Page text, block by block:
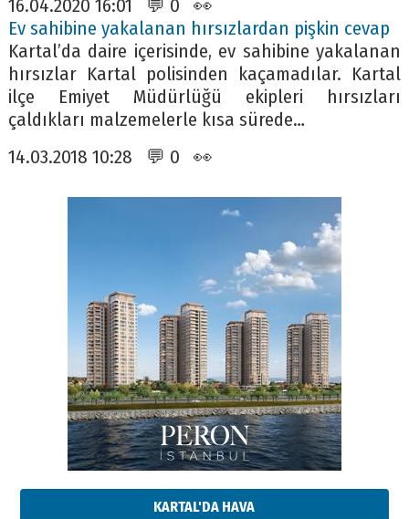
16.04.2020 16:01 💬 0 👀
Ev sahibine yakalanan hırsızlardan pişkin cevap
Kartal’da daire içerisinde, ev sahibine yakalanan
hırsızlar Kartal polisinden kaçamadılar. Kartal
ilçe Emiyet Müdürlüğü ekipleri hırsızları
çaldıkları malzemelerle kısa sürede…
14.03.2018 10:28 💬 0 👀
KARTAL'DA HAVA